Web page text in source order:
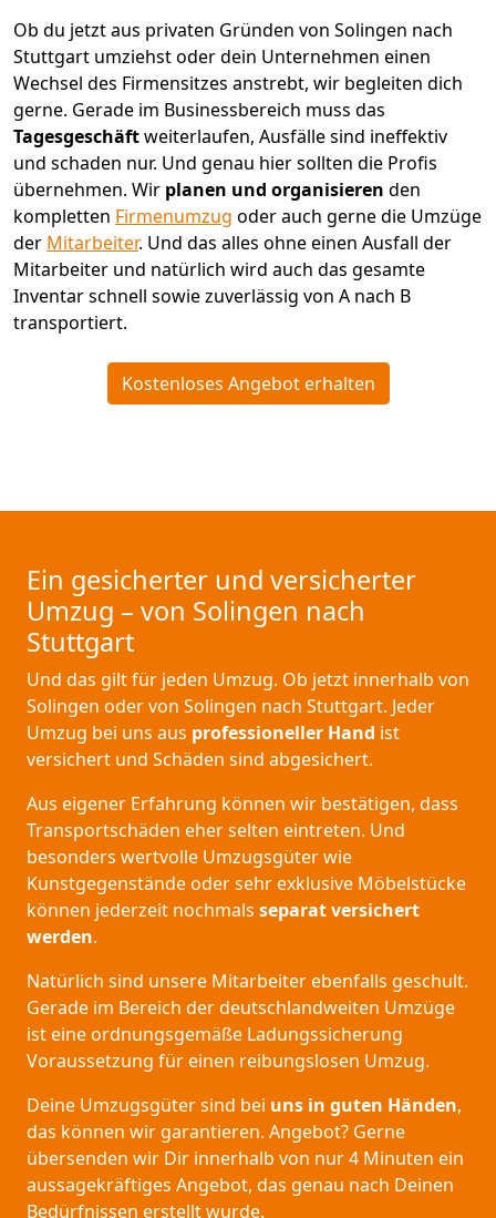
Ob du jetzt aus privaten Gründen von Solingen nach
Stuttgart umziehst oder dein Unternehmen einen
Wechsel des Firmensitzes anstrebt, wir begleiten dich
gerne. Gerade im Businessbereich muss das
Tagesgeschäftweiterlaufen, Ausfälle sind ineffektiv
und schaden nur. Und genau hier sollten die Profis
übernehmen. Wir planen und organisieren den
kompletten Firmenumzug oder auch gerne die Umzüge
der Mitarbeiter. Und das alles ohne einen Ausfall der
Mitarbeiter und natürlich wird auch das gesamte
Inventar schnell sowie zuverlässig von A nach B
transportiert.
Kostenloses Angebot erhalten
Ein gesicherter und versicherter
Umzug – von Solingen nach
Stuttgart
Und das gilt für jeden Umzug. Ob jetzt innerhalb von
Solingen oder von Solingen nach Stuttgart. Jeder
Umzug bei uns aus professioneller Hand ist
versichert und Schäden sind abgesichert.
Aus eigener Erfahrung können wir bestätigen, dass
Transportschäden eher selten eintreten. Und
besonders wertvolle Umzugsgüter wie
Kunstgegenstände oder sehr exklusive Möbelstücke
können jederzeit nochmals separat versichert
werden.
Natürlich sind unsere Mitarbeiter ebenfalls geschult.
Gerade im Bereich der deutschlandweiten Umzüge
ist eine ordnungsgemäße Ladungssicherung
Voraussetzung für einen reibungslosen Umzug.
Deine Umzugsgüter sind bei uns in guten Händen,
das können wir garantieren. Angebot? Gerne
übersenden wir Dir innerhalb von nur 4 Minuten ein
aussagekräftiges Angebot, das genau nach Deinen
Bedürfnissen erstellt wurde.